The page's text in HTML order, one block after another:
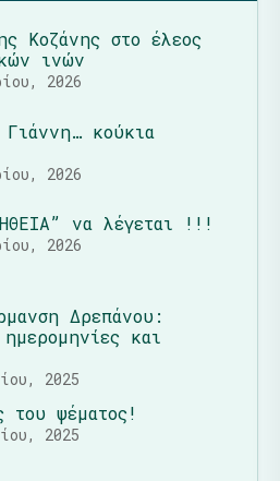
Κοζάνης στο έλεος
ινών
2026
Γιάννη… κούκια
2026
να λέγεται !!!
2026
Δρεπάνου:
και
2025
του ψέματος!
2025